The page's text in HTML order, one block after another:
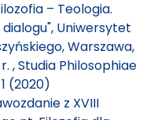
– Teologia.
Uniwersytet
Warszawa,
,Studia Philosophiae
(2020)
z XVIII